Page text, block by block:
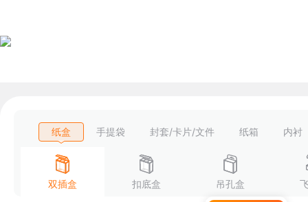
纸盒 手提袋 封套/卡片/文件 纸箱 内衬
双插盒 扣底盒 吊孔盒